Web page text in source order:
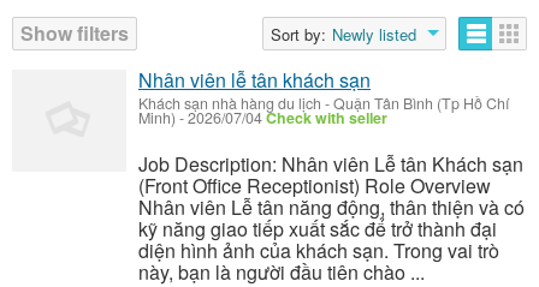
Show filters
Sort by: Newly listed
Listings
Nhân viên lễ tân khách sạn
Khách sạn nhà hàng du lịch -Quận Tân Bình (Tp Hồ Chí
Minh) -2026/07/04Check with seller
Job Description: Nhân viên Lễ tân Khách sạn
(Front Office Receptionist) Role Overview
Nhân viên Lễ tân năng động, thân thiện và có
kỹ năng giao tiếp xuất sắc để trở thành đại
diện hình ảnh của khách sạn. Trong vai trò
này, bạn là người đầu tiên chào ...